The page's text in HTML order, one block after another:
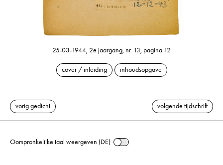
25-03-1944, 2e jaargang, nr. 13, pagina 12
cover / inleiding inhoudsopgave
vorig gedicht volgende tijdschrift
Oorspronkelijke taal weergeven (DE)